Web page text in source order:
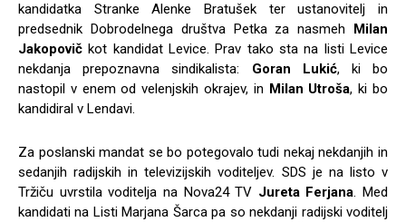
kandidatka Stranke Alenke Bratušek ter ustanovitelj in
predsednik Dobrodelnega društva Petka za nasmeh
Milan
Jakopovič kot kandidat Levice. Prav tako sta na listi Levice
nekdanja prepoznavna sindikalista: Goran Lukić, ki bo
nastopil v enem od velenjskih okrajev, in Milan Utroša, ki bo
kandidiral v Lendavi.
Za poslanski mandat se bo potegovalo tudi nekaj nekdanjih in
sedanjih radijskih in televizijskih voditeljev. SDS je na listo v
Tržiču uvrstila voditelja na Nova24 TV Jureta Ferjana. Med
kandidati na Listi Marjana Šarca pa so nekdanji radijski voditelj